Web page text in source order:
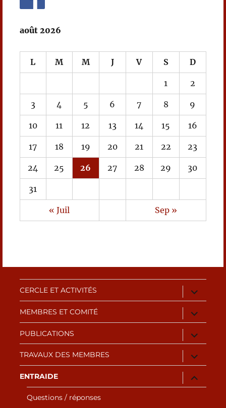
août 2026
L M M J V S D
1 2
3 4 5 6 7 8 9
10 11 12 13 14 15 16
17 18 19 20 21 22 23
24 25 26 27 28 29 30
31
« Juil Sep »
CERCLE ET ACTIVITÉS
ouvrir
le
sous-
menu
MEMBRES ET COMITÉ
ouvrir
le
sous-
menu
PUBLICATIONS
ouvrir
le
sous-
menu
TRAVAUX DES MEMBRES
ouvrir
le
sous-
menu
ENTRAIDE
ouvrir
le
Questions / réponses